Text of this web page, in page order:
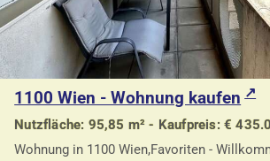
1100 Wien - Wohnung kaufen
Nutzfläche: 95,85 m² - Kaufpreis: €
Wohnung in 1100 Wien,Favoriten -